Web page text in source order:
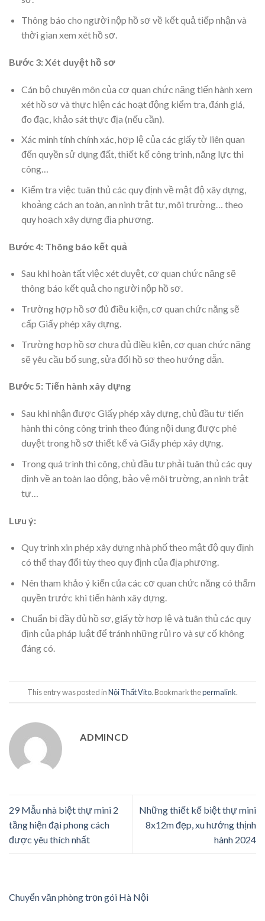
Thông báo cho người nộp hồ sơ về kết quả tiếp nhận và
thời gian xem xét hồ sơ.
Bước 3: Xét duyệt hồ sơ
Cán bộ chuyên môn của cơ quan chức năng tiến hành xem
xét hồ sơ và thực hiện các hoạt động kiểm tra, đánh giá,
đo đạc, khảo sát thực địa (nếu cần).
Xác minh tính chính xác, hợp lệ của các giấy tờ liên quan
đến quyền sử dụng đất, thiết kế công trình, năng lực thi
công…
Kiểm tra việc tuân thủ các quy định về mật độ xây dựng,
khoảng cách an toàn, an ninh trật tự, môi trường… theo
quy hoạch xây dựng địa phương.
Bước 4: Thông báo kết quả
Sau khi hoàn tất việc xét duyệt, cơ quan chức năng sẽ
thông báo kết quả cho người nộp hồ sơ.
Trường hợp hồ sơ đủ điều kiện, cơ quan chức năng sẽ
cấp Giấy phép xây dựng.
Trường hợp hồ sơ chưa đủ điều kiện, cơ quan chức năng
sẽ yêu cầu bổ sung, sửa đổi hồ sơ theo hướng dẫn.
Bước 5: Tiến hành xây dựng
Sau khi nhận được Giấy phép xây dựng, chủ đầu tư tiến
hành thi công công trình theo đúng nội dung được phê
duyệt trong hồ sơ thiết kế và Giấy phép xây dựng.
Trong quá trình thi công, chủ đầu tư phải tuân thủ các quy
định về an toàn lao động, bảo vệ môi trường, an ninh trật
tự…
Lưu ý:
Quy trình xin phép xây dựng nhà phố theo mật độ quy định
có thể thay đổi tùy theo quy định của địa phương.
Nên tham khảo ý kiến của các cơ quan chức năng có thẩm
quyền trước khi tiến hành xây dựng.
Chuẩn bị đầy đủ hồ sơ, giấy tờ hợp lệ và tuân thủ các quy
định của pháp luật để tránh những rủi ro và sự cố không
đáng có.
This entry was posted inNội Thất Vito. Bookmark thepermalink.
ADMINCD
29 Mẫu nhà biệt thự mini 2
tầng hiện đại phong cách
được yêu thích nhất
Những thiết kế biệt thự mini
8x12m đẹp, xu hướng thịnh
hành 2024
Chuyển văn phòng trọn gói Hà Nội